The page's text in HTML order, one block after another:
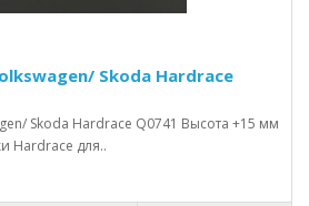
Skoda Hardrace
Skoda Hardrace Q0741 Высота +15 мм
Hardrace для..